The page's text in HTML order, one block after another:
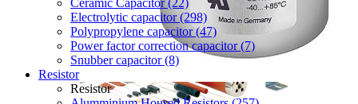
Ceramic Capacitor (22)
Electrolytic capacitor (298)
Polypropylene capacitor (47)
Power factor correction capacitor (7)
Snubber capacitor (8)
Resistor
Resistor